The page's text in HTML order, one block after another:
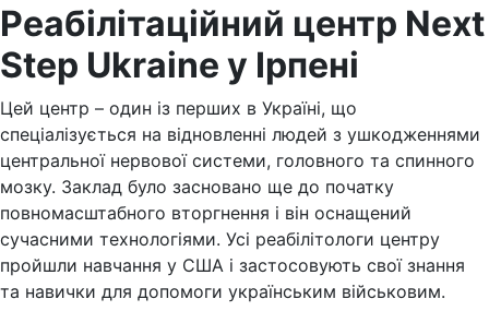
Реабілітаційний центр Next
Step Ukraine у Ірпені
Цей центр – один із перших в Україні, що
спеціалізується на відновленні людей з ушкодженнями
центральної нервової системи, головного та спинного
мозку. Заклад було засновано ще до початку
повномасштабного вторгнення і він оснащений
сучасними технологіями. Усі реабілітологи центру
пройшли навчання у США і застосовують свої знання
та навички для допомоги українським військовим.